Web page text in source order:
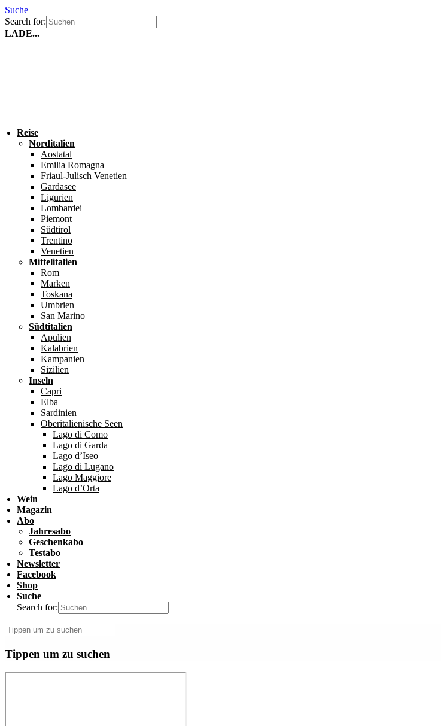
Suche
Search for:
LADE...
Reise
Norditalien
Aostatal
Emilia Romagna
Friaul-Julisch Venetien
Gardasee
Ligurien
Lombardei
Piemont
Südtirol
Trentino
Venetien
Mittelitalien
Rom
Marken
Toskana
Umbrien
San Marino
Südtitalien
Apulien
Kalabrien
Kampanien
Sizilien
Inseln
Capri
Elba
Sardinien
Oberitalienische Seen
Lago di Como
Lago di Garda
Lago d’Iseo
Lago di Lugano
Lago Maggiore
Lago d’Orta
Wein
Magazin
Abo
Jahresabo
Geschenkabo
Testabo
Newsletter
Facebook
Shop
Suche
Search for:
Tippen um zu suchen